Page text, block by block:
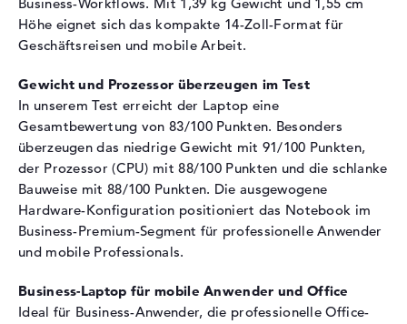
Display-Typ
14" TFT
Max. Auflösung
1920 x 1200
Auflösungstyp
WUXGA
Besonderheiten
Display, entspiegelt, LED-
Hintergrundbeleuchtung, IPS
Panel, sRGB
Audio
Soundkarte
Audio by Poly Studio
Webcam
Eingabegeräte
Höhe eignet sich das kompakte 14-Zoll-Format für
Geschäftsreisen und mobile Arbeit.
Gewicht und Prozessor überzeugen im Test
In unserem Test erreicht der Laptop eine
Gesamtbewertung von 83/100 Punkten. Besonders
überzeugen das niedrige Gewicht mit 91/100 Punkten,
der Prozessor (CPU) mit 88/100 Punkten und die schlanke
Bauweise mit 88/100 Punkten. Die ausgewogene
Hardware-Konfiguration positioniert das Notebook im
Business-Premium-Segment für professionelle Anwender
und mobile Professionals.
Business-Laptop für mobile Anwender und Office
Ideal für Business-Anwender, die professionelle Office-